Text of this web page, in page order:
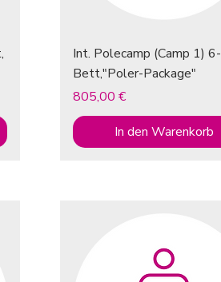
Int. Polecamp (Camp 1) 6-
Bett,"Poler-Package"
Preis
805,00 €
In den Warenkorb